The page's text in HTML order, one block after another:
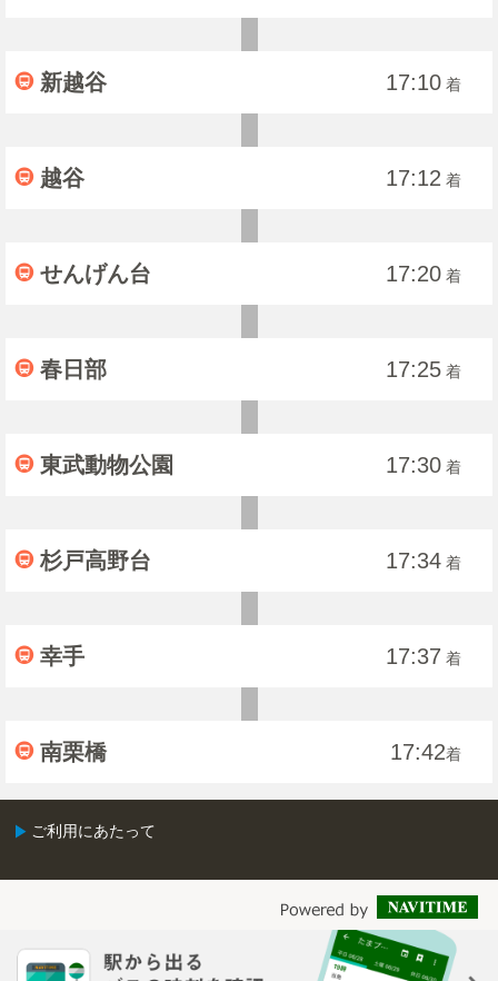
新越谷 17:10 着
越谷 17:12 着
せんげん台 17:20 着
春日部 17:25 着
東武動物公園 17:30 着
杉戸高野台 17:34 着
幸手 17:37 着
南栗橋 17:42着
ご利用にあたって